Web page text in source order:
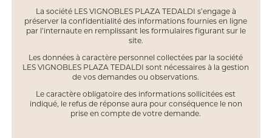
La société LES VIGNOBLES PLAZA TEDALDI s’engage à
préserver la confidentialité des informations fournies en ligne
par l’internaute en remplissant les formulaires figurant sur le
site.
Les données à caractère personnel collectées par la société
LES VIGNOBLES PLAZA TEDALDI sont nécessaires à la gestion
de vos demandes ou observations.
Le caractère obligatoire des informations sollicitées est
indiqué, le refus de réponse aura pour conséquence le non
prise en compte de votre demande.